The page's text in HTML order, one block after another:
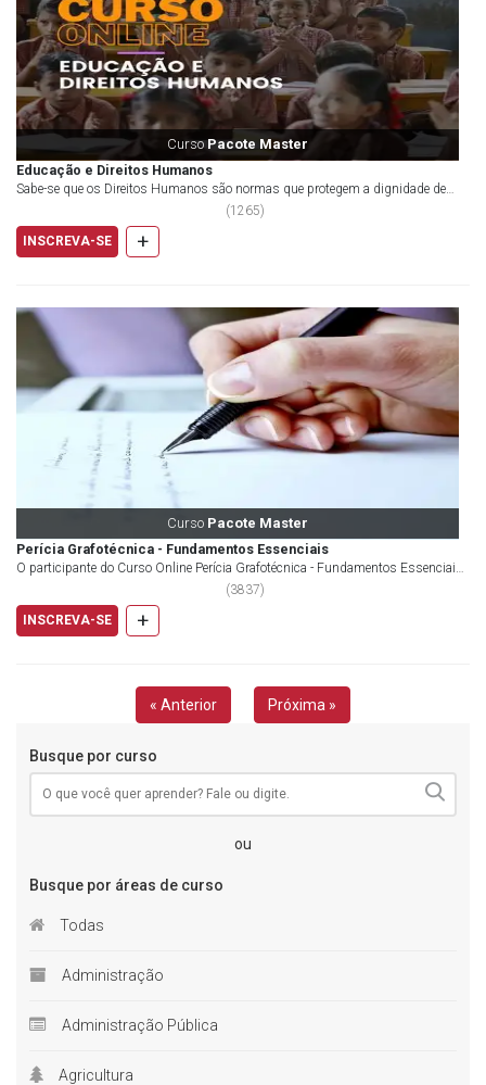
CursoPacote Master
Educação e Direitos Humanos
Sabe-se que os Direitos Humanos são normas que protegem a dignidade de
todos os seres humanos, ou seja, de toda a h...
(1265)
INSCREVA-SE
+
Curso Pacote Master
Perícia Grafotécnica - Fundamentos Essenciais
O participante do Curso Online Perícia Grafotécnica - Fundamentos Essenciais
(3837)
INSCREVA-SE
+
« Anterior Próxima »
Busque por curso
ou
Busque por áreas de curso
Todas
Administração
Administração Pública
Agricultura